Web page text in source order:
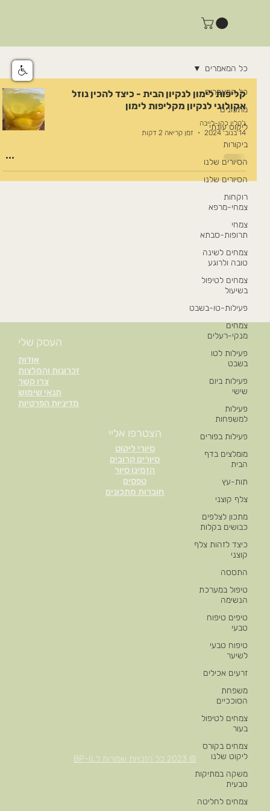
כל המאמרים
מתכונים
ליקוט עונתי
ביקורות
הסיורים שלנו
הסיורים שלנו
רוקחות
צמחי-מרפא
צמחי
תרופות-סבתא
צמחים לשינה
טובה ולרוגע
צמחים לטיפול
בשיעול
פעילות-טו-בשבט
צמחים
מנקי-רעלים
פעילות לטו
בשבט
פעילות ביום
שישי
פעילות
למשפחות
פעילות בפורים
מומלצים בדף
הבית
תות-עץ
צלף קוצני
מתכון לצלפים
כבושים בקלות
כיצד לזהות צלף
קוצני
התססה
טיפול במערכת
הנשימה
טיפים טיפוח
טבעי
טיפוח טבעי
לשיער
זרעים אכילים
משפחת
הסוככיים
צמחים לטיפול
בעור
צמחים בקורס
ליקוט שלנו
משקה במתיקות
טבעית
צמחים לחליטה
כל המאמרים
קליפות לימון לנקיון הבית - כיצד להכין נוזל
אקולוגי לנקיון מקליפות לימון
ג'קלין כהן-לייבה
14 בנוב׳ 2024
זמן קריאה 2 דקות
אודות
זכרונות והמלצות
צרו קשר
תנאי שימוש
מדיניות הפרטיות
העסק שלי
סיורי ליקוט
סיורים קרובים
הזמינו סיור
טפסים
חוברות מתכונים
הצטרפו אליי
© 2023 כל הזכויות שמורות לBP-IL